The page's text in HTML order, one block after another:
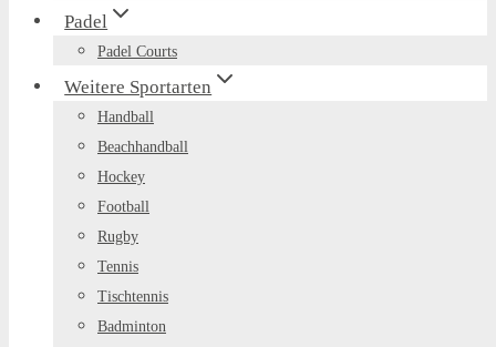
Padel
Padel Courts
Weitere Sportarten
Handball
Beachhandball
Hockey
Football
Rugby
Tennis
Tischtennis
Badminton